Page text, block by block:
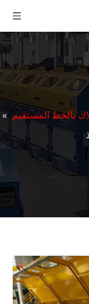
بالخط المستقيم »